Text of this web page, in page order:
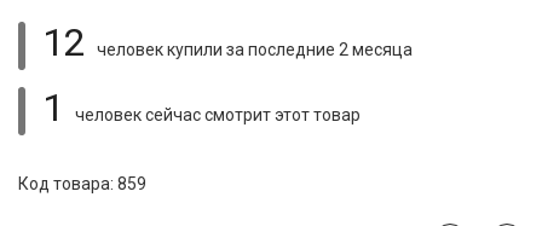
12 человек купили за последние 2 месяца
1 человек сейчас смотритэтот товар
Код товара: 859